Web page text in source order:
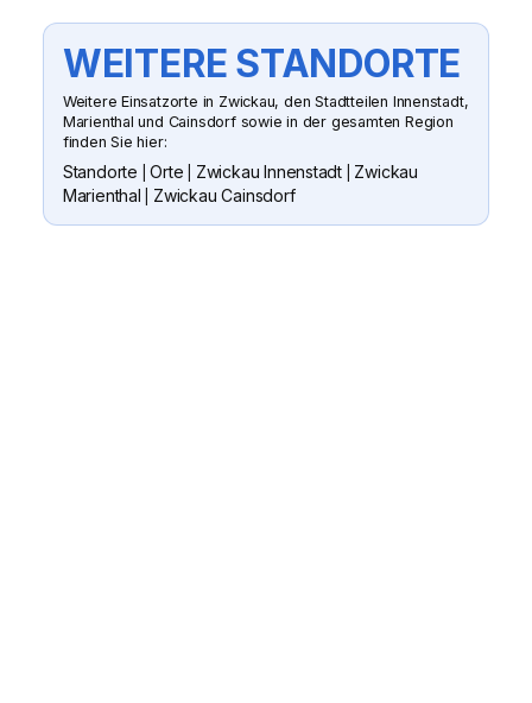
WEITERE STANDORTE
Weitere Einsatzorte in Zwickau, den Stadtteilen Innenstadt,
Marienthal und Cainsdorf sowie in der gesamten Region
finden Sie hier:
Standorte |Orte Zwickau Innenstadt
Zwickau
Marienthal
Zwickau Cainsdorf